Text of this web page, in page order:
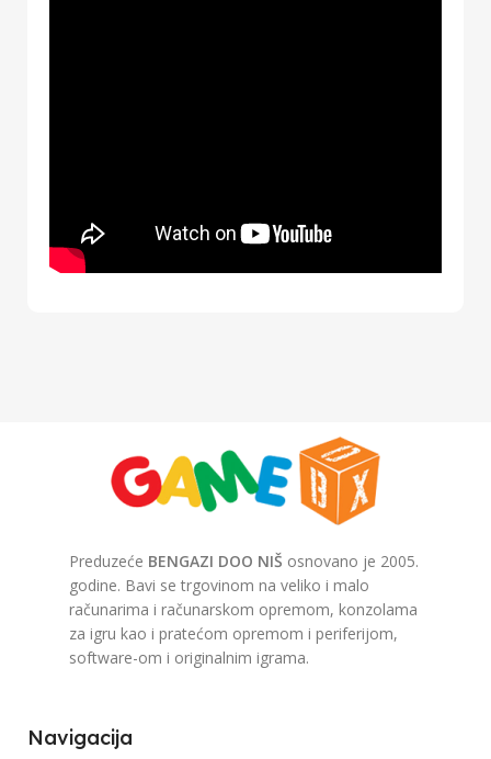
Preduzeće BENGAZI DOO NIŠ osnovano je 2005.
godine. Bavi se trgovinom na veliko i malo
računarima i računarskom opremom, konzolama
za igru kao i pratećom opremom i periferijom,
software-om i originalnim igrama.
Navigacija